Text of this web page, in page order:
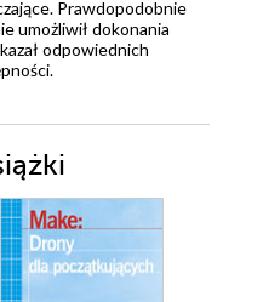
Prawdopodobnie
umożliwił dokonania
odpowiednich